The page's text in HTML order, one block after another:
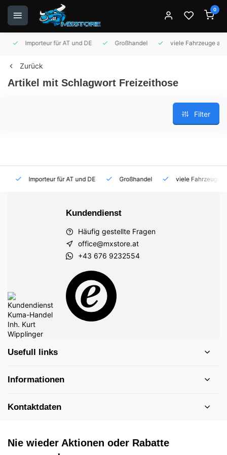
0
Importeur für AT und DE Großhandel viele Fahrzeuge auf
Zurück
Artikel mit Schlagwort Freizeithose
Filter
Importeur für AT und DE Großhandel viele Fahrzeuge auf
Kundendienst
Häufig gestellte Fragen
office@mxstore.at
+43 676 9232554
Usefull links
Informationen
Kontaktdaten
Nie wieder Aktionen oder Rabatte